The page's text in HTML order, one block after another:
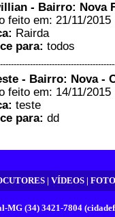
- Bairro: Nova
feito em: 21/11/2015
Rairda
para: todos
- Bairro: Nova -
feito em: 14/11/
teste
para: dd
VÍDEOS
MG (34) 3421-7804